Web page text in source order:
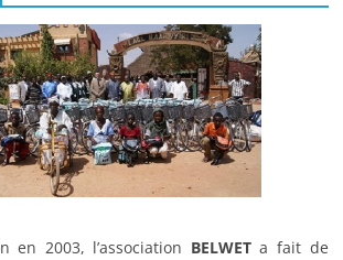
en 2003, l’association BELWETa fait de